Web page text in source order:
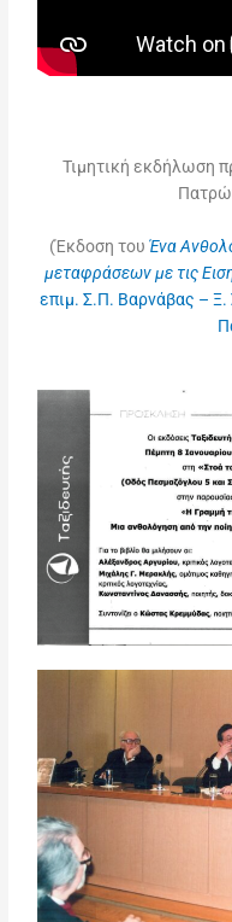
Τιμητική εκδήλωση
(Έκδοση του Ένα
μεταφράσεων με τις
επιμ. Σ.Π. Βαρνάβας – Ξ.